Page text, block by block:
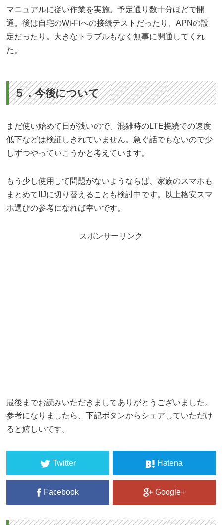
マニュアルに従い作業を実施。予定通り数十分ほどで開
通。後は自宅のWi-Fiへの接続テストだったり、APNの設
定だったり。大きなトラブルもなく無事に開通してくれ
た。
５．今後について
まだ使い始めて日が浅いので、混雑時のLTE接続での速度
低下などは検証しきれていません。急ぐ話でもないので少
しずつやっていこうかと考えています。
もう少し使用して問題がないようならば、家族のスマホも
まとめてIIJに切り替えることも検討中です。以上格安スマ
ホ選びの参考になれば幸いです。
スポンサーリンク
最後までお読みいただきましてありがとうございました。
参考になりましたら、下記ボタンからシェアしていただけ
ると嬉しいです。
Twitter Hatena
Facebook Google+